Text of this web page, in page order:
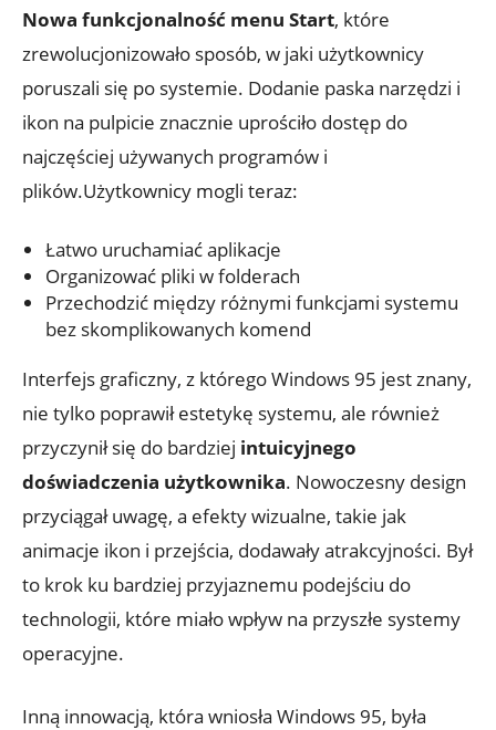
Nowa funkcjonalność menu Start, które
zrewolucjonizowało sposób, w jaki użytkownicy
poruszali się po systemie. Dodanie paska narzędzi i
ikon na pulpicie znacznie uprościło dostęp do
najczęściej używanych programów i
plików.Użytkownicy mogli teraz:
Łatwo uruchamiać aplikacje
Organizować pliki w folderach
Przechodzić między różnymi funkcjami systemu
bez skomplikowanych komend
Interfejs graficzny, z którego Windows 95 jest znany,
nie tylko poprawił estetykę systemu, ale również
przyczynił się do bardziej intuicyjnego
doświadczenia użytkownika. Nowoczesny design
przyciągał uwagę, a efekty wizualne, takie jak
animacje ikon i przejścia, dodawały atrakcyjności. Był
to krok ku bardziej przyjaznemu podejściu do
technologii, które miało wpływ na przyszłe systemy
operacyjne.
Inną innowacją, która wniosła Windows 95, była